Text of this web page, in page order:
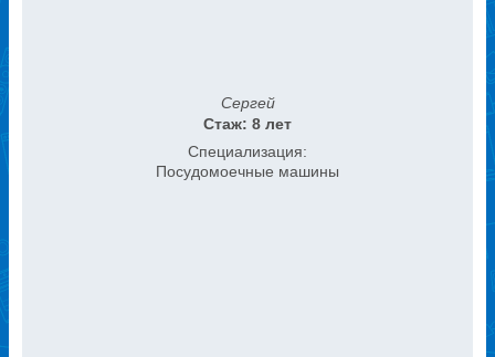
Сергей
Стаж: 8 лет
Специализация:
Посудомоечные машины